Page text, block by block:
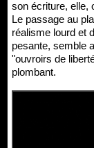
son écriture, elle,
Le passage au
réalisme lourd et
pesante, semble
"ouvroirs de
plombant.